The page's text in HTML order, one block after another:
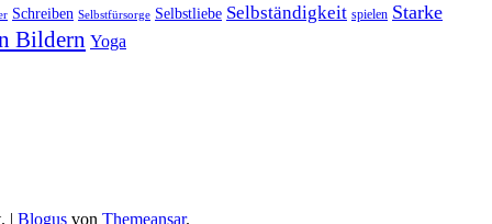
Schreiben Selbstfürsorge Selbstliebe Selbständigkeit spielen Starke
Bildern Yoga
| Blogus von Themeansar.